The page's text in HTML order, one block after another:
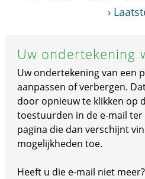
›
Uw ondertekening
Uw ondertekening van een
aanpassen of verbergen.
door opnieuw te klikken op
toestuurden in de e-mail ter
pagina die dan verschijnt
mogelijkheden toe.
Heeft u die e-mail niet